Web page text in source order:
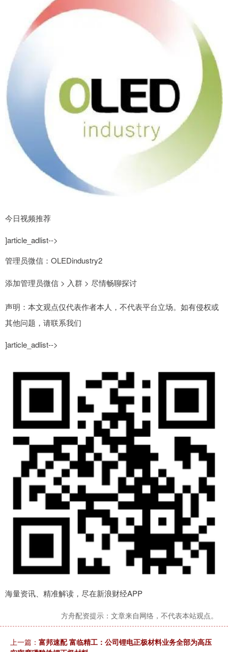
今日视频推荐
]article_adlist-->
管理员微信：OLEDindustry2
添加管理员微信 > 入群 > 尽情畅聊探讨
声明：本文观点仅代表作者本人，不代表平台立场。如有侵权或
其他问题，请联系我们
]article_adlist-->
海量资讯、精准解读，尽在新浪财经APP
方舟配资提示：文章来自网络，不代表本站观点。
上一篇： 富邦速配 富临精工：公司锂电正极材料业务全部为高压